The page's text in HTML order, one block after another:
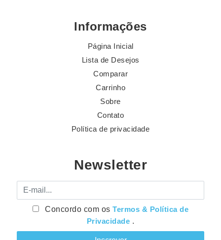
Informações
Página Inicial
Lista de Desejos
Comparar
Carrinho
Sobre
Contato
Política de privacidade
Newsletter
E-mail
Concordo com osTermos & Política de
Privacidade .